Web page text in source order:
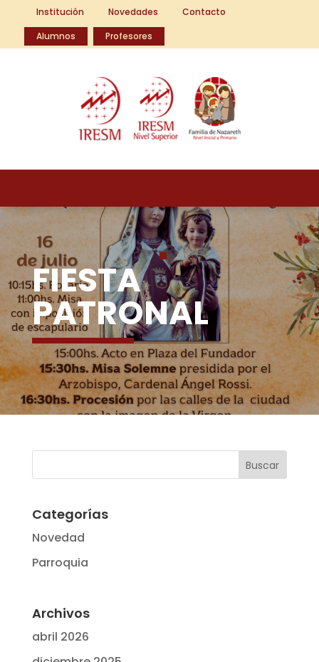
Institución Novedades
Contacto
Alumnos
Profesores
FIESTA
PATRONAL
Categorías
Novedad
Parroquia
Archivos
abril 2026